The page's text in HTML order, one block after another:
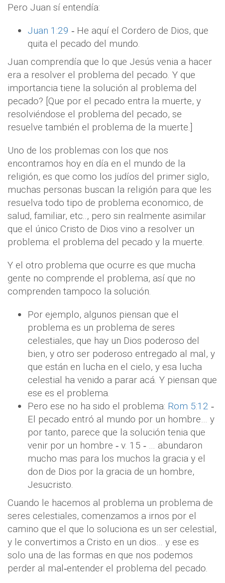
Pero Juan sí entendía:
Juan 1:29 ‐ He aquí el Cordero de Dios, que
quita el pecado del mundo.
Juan comprendía que lo que Jesús venia a hacer
era a resolver el problema del pecado. Y que
importancia tiene la solución al problema del
pecado? [Que por el pecado entra la muerte, y
resolviéndose el problema del pecado, se
resuelve también el problema de la muerte.]
Uno de los problemas con los que nos
encontramos hoy en día en el mundo de la
religión, es que como los judíos del primer siglo,
muchas personas buscan la religión para que les
resuelva todo tipo de problema economico, de
salud, familiar, etc.., pero sin realmente asimilar
que el único Cristo de Dios vino a resolver un
problema: el problema del pecado y la muerte.
Y el otro problema que ocurre es que mucha
gente no comprende el problema, así que no
comprenden tampoco la solución.
Por ejemplo, algunos piensan que el
problema es un problema de seres
celestiales, que hay un Dios poderoso del
bien, y otro ser poderoso entregado al mal, y
que están en lucha en el cielo, y esa lucha
celestial ha venido a parar acá. Y piensan que
ese es el problema.
Pero ese no ha sido el problema: Rom 5:12 ‐
El pecado entró al mundo por un hombre… y
por tanto, parece que la solución tenia que
venir por un hombre ‐ v. 15 ‐ … abundaron
mucho mas para los muchos la gracia y el
don de Dios por la gracia de un hombre,
Jesucristo.
Cuando le hacemos al problema un problema de
seres celestiales, comenzamos a irnos por el
camino que el que lo soluciona es un ser celestial,
y le convertimos a Cristo en un dios… y ese es
solo una de las formas en que nos podemos
perder al mal‐entender el problema del pecado.